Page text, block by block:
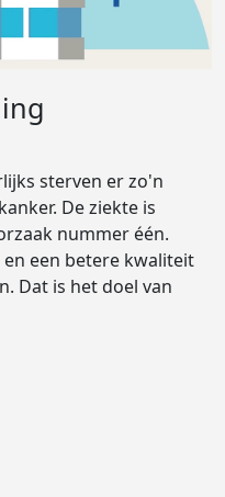
sterven er zo'n
De ziekte is
nummer één.
een betere kwaliteit
Dat is het doel van